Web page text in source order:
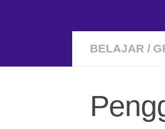
BELAJAR /